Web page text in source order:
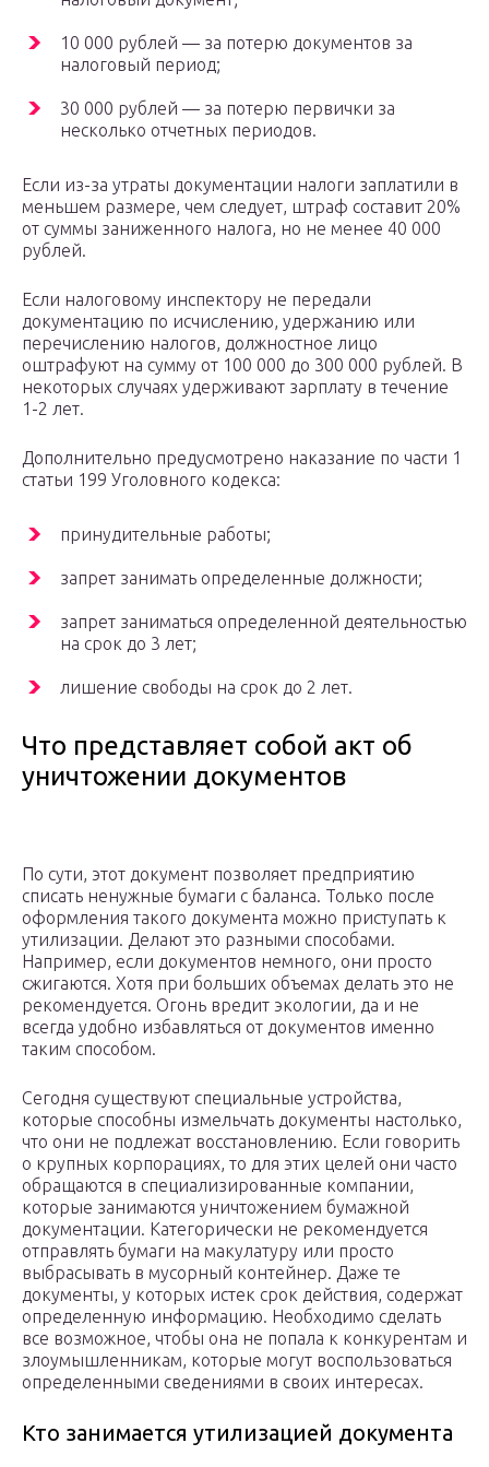
10 000 рублей — за потерю документов за
налоговый период;
30 000 рублей — за потерю первички за
несколько отчетных периодов.
Если из-за утраты документации налоги заплатили в
меньшем размере, чем следует, штраф составит 20%
от суммы заниженного налога, но не менее 40 000
рублей.
Если налоговому инспектору не передали
документацию по исчислению, удержанию или
перечислению налогов, должностное лицо
оштрафуют на сумму от 100 000 до 300 000 рублей. В
некоторых случаях удерживают зарплату в течение
1-2 лет.
Дополнительно предусмотрено наказание по части 1
статьи 199 Уголовного кодекса:
принудительные работы;
запрет занимать определенные должности;
запрет заниматься определенной деятельностью
на срок до 3 лет;
лишение свободы на срок до 2 лет.
Что представляет собой акт об
уничтожении документов
По сути, этот документ позволяет предприятию
списать ненужные бумаги с баланса. Только после
оформления такого документа можно приступать к
утилизации. Делают это разными способами.
Например, если документов немного, они просто
сжигаются. Хотя при больших объемах делать это не
рекомендуется. Огонь вредит экологии, да и не
всегда удобно избавляться от документов именно
таким способом.
Сегодня существуют специальные устройства,
которые способны измельчать документы настолько,
что они не подлежат восстановлению. Если говорить
о крупных корпорациях, то для этих целей они часто
обращаются в специализированные компании,
которые занимаются уничтожением бумажной
документации. Категорически не рекомендуется
отправлять бумаги на макулатуру или просто
выбрасывать в мусорный контейнер. Даже те
документы, у которых истек срок действия, содержат
определенную информацию. Необходимо сделать
все возможное, чтобы она не попала к конкурентам и
злоумышленникам, которые могут воспользоваться
определенными сведениями в своих интересах.
Кто занимается утилизацией документа